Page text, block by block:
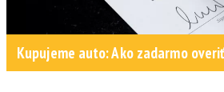
Kupujeme auto: Ako zadarmo